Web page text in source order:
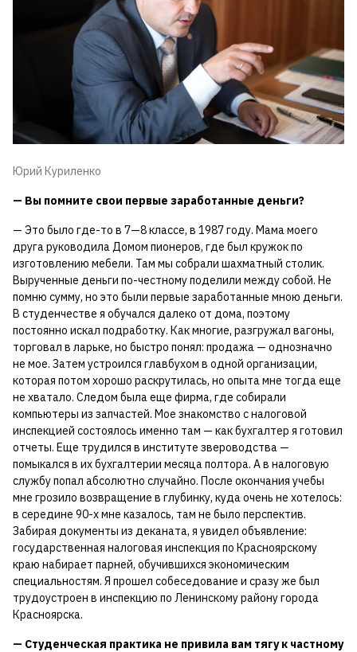
Юрий Куриленко
— Вы помните свои первые заработанные деньги?
— Это было где-то в 7—8 классе, в 1987 году. Мама моего
друга руководила Домом пионеров, где был кружок по
изготовлению мебели. Там мы собрали шахматный столик.
Вырученные деньги по-честному поделили между собой. Не
помню сумму, но это были первые заработанные мною деньги.
В студенчестве я обучался далеко от дома, поэтому
постоянно искал подработку. Как многие, разгружал вагоны,
торговал в ларьке, но быстро понял: продажа — однозначно
не мое. Затем устроился главбухом в одной организации,
которая потом хорошо раскрутилась, но опыта мне тогда еще
не хватало. Следом была еще фирма, где собирали
компьютеры из запчастей. Мое знакомство с налоговой
инспекцией состоялось именно там — как бухгалтер я готовил
отчеты. Еще трудился в институте звероводства —
помыкался в их бухгалтерии месяца полтора. А в налоговую
службу попал абсолютно случайно. После окончания учебы
мне грозило возвращение в глубинку, куда очень не хотелось:
в середине 90-х мне казалось, там не было перспектив.
Забирая документы из деканата, я увидел объявление:
государственная налоговая инспекция по Красноярскому
краю набирает парней, обучившихся экономическим
специальностям. Я прошел собеседование и сразу же был
трудоустроен в инспекцию по Ленинскому району города
Красноярска.
— Студенческая практика не привила вам тягу к частному